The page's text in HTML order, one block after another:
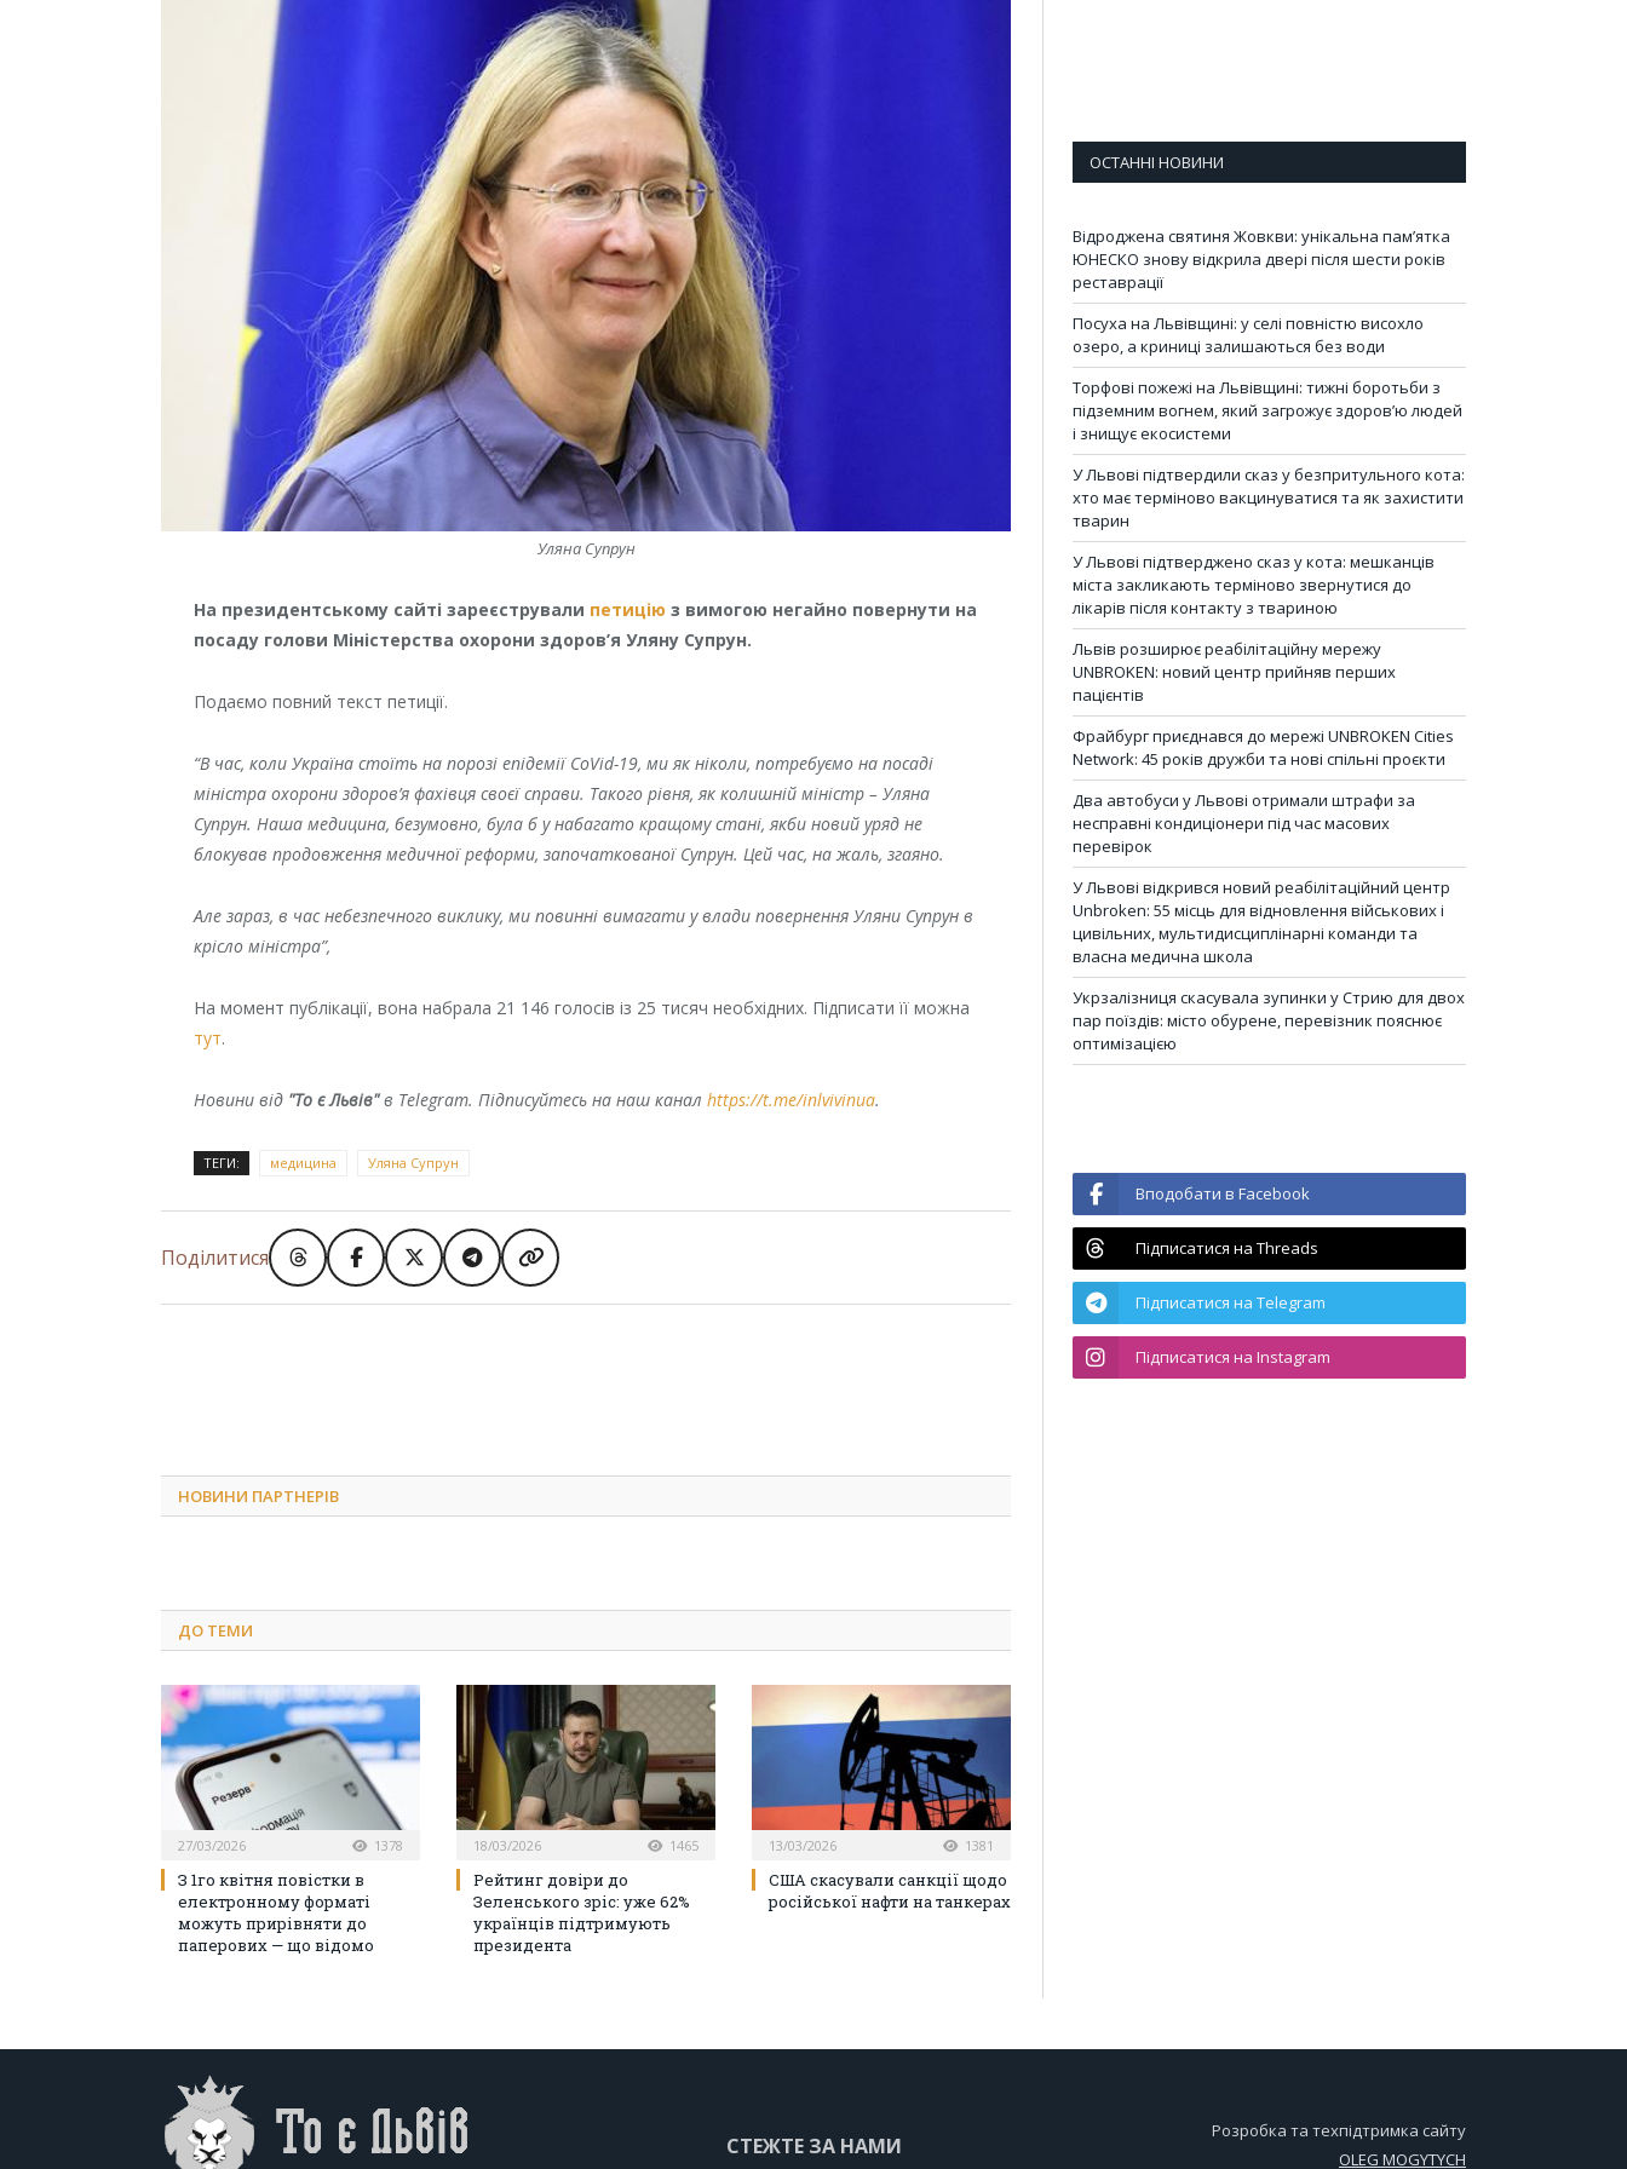
Уляна Супрун
На президентському сайті зареєстрували петиціюз вимогою негайно повернути на
посаду голови Міністерства охорони здоров’я Уляну Супрун.
Подаємо повний текст петиції.
“В час, коли Україна стоїть на порозі епідемії CoVid-19, ми як ніколи, потребуємо на посаді
міністра охорони здоров’я фахівця своєї справи. Такого рівня, як колишній міністр – Уляна
Супрун. Наша медицина, безумовно, була б у набагато кращому стані, якби новий уряд не
блокував продовження медичної реформи, започаткованої Супрун. Цей час, на жаль, згаяно.
Але зараз, в час небезпечного виклику, ми повинні вимагати у влади повернення Уляни Супрун в
крісло міністра”,
На момент публікації, вона набрала 21 146 голосів із 25 тисяч необхідних. Підписати її можна
тут.
Новини від "То є Львів"в Telegram. Підписуйтесь на наш каналhttps://t.me/inlvivinua.
ТЕГИ: медицина Уляна Супрун
Поділитися
НОВИНИ ПАРТНЕРІВ
ДО ТЕМИ
27/03/2026 1378
З 1го квітня повістки в
електронному форматі
можуть прирівняти до
паперових — що відомо
18/03/2026 1465
Рейтинг довіри до
Зеленського зріс: уже 62%
українців підтримують
президента
13/03/2026 1381
США скасували санкції щодо
російської нафти на танкерах
ОСТАННІ НОВИНИ
Відроджена святиня Жовкви: унікальна пам’ятка
ЮНЕСКО знову відкрила двері після шести років
реставрації
Посуха на Львівщині: у селі повністю висохло
озеро, а криниці залишаються без води
Торфові пожежі на Львівщині: тижні боротьби з
підземним вогнем, який загрожує здоров’ю людей
і знищує екосистеми
У Львові підтвердили сказ у безпритульного кота:
хто має терміново вакцинуватися та як захистити
тварин
У Львові підтверджено сказ у кота: мешканців
міста закликають терміново звернутися до
лікарів після контакту з твариною
Львів розширює реабілітаційну мережу
UNBROKEN: новий центр прийняв перших
пацієнтів
Фрайбург приєднався до мережі UNBROKEN Cities
Network: 45 років дружби та нові спільні проєкти
Два автобуси у Львові отримали штрафи за
несправні кондиціонери під час масових
перевірок
У Львові відкрився новий реабілітаційний центр
Unbroken: 55 місць для відновлення військових і
цивільних, мультидисциплінарні команди та
власна медична школа
Укрзалізниця скасувала зупинки у Стрию для двох
пар поїздів: місто обурене, перевізник пояснює
оптимізацією
Вподобати в Facebook
Підписатися на Threads
Підписатися на Telegram
Підписатися на Instagram
СТЕЖТЕ ЗА НАМИ
Розробка та техпідтримка сайту
OLEG MOGYTYCH